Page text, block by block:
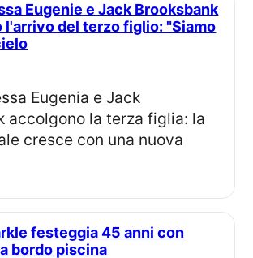
l'arrivo del terzo figlio: "Siamo
accolgono la terza figlia: la
cresce con una nuova
bordo piscina